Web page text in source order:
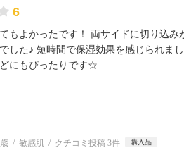
6
もよかったです！ 両サイドに切り込み
した♪ 短時間で保湿効果を感じられま
にもぴったりです☆
敏感肌 クチコミ投稿 3件 購入品